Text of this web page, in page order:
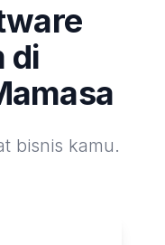
di
bisnis kamu.